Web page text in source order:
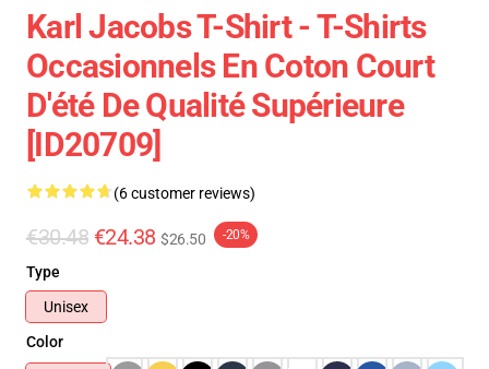
Karl Jacobs T-Shirt - T-Shirts
Occasionnels En Coton Court
D'été De Qualité Supérieure
[ID20709]
(6 customer reviews)
€30.48 €24.38 $26.50 -20%
Type
Unisex
Color